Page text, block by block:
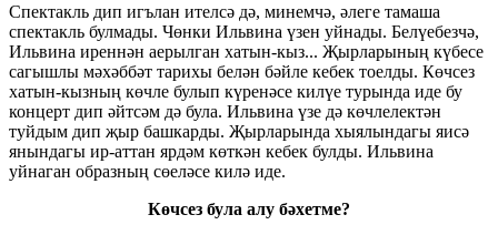
Спектакль дип игълан ителсә дә, минемчә, әлеге тамаша
спектакль булмады. Чөнки Ильвина үзен уйнады. Белүебезчә,
Ильвина иреннән аерылган хатын-кыз... Җырларының күбесе
сагышлы мәхәббәт тарихы белән бәйле кебек тоелды. Көчсез
хатын-кызның көчле булып күренәсе килүе турында иде бу
концерт дип әйтсәм дә була. Ильвина үзе дә көчлелектән
туйдым дип җыр башкарды. Җырларында хыялындагы яисә
янындагы ир-аттан ярдәм көткән кебек булды. Ильвина
уйнаган образның сөеләсе килә иде.
Көчсез була алу бәхетме?